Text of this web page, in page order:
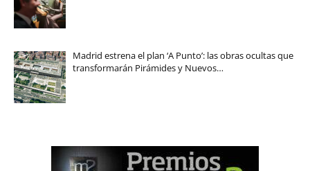
Madrid estrena el plan ‘A Punto’: las obras ocultas que
transformarán Pirámides y Nuevos…